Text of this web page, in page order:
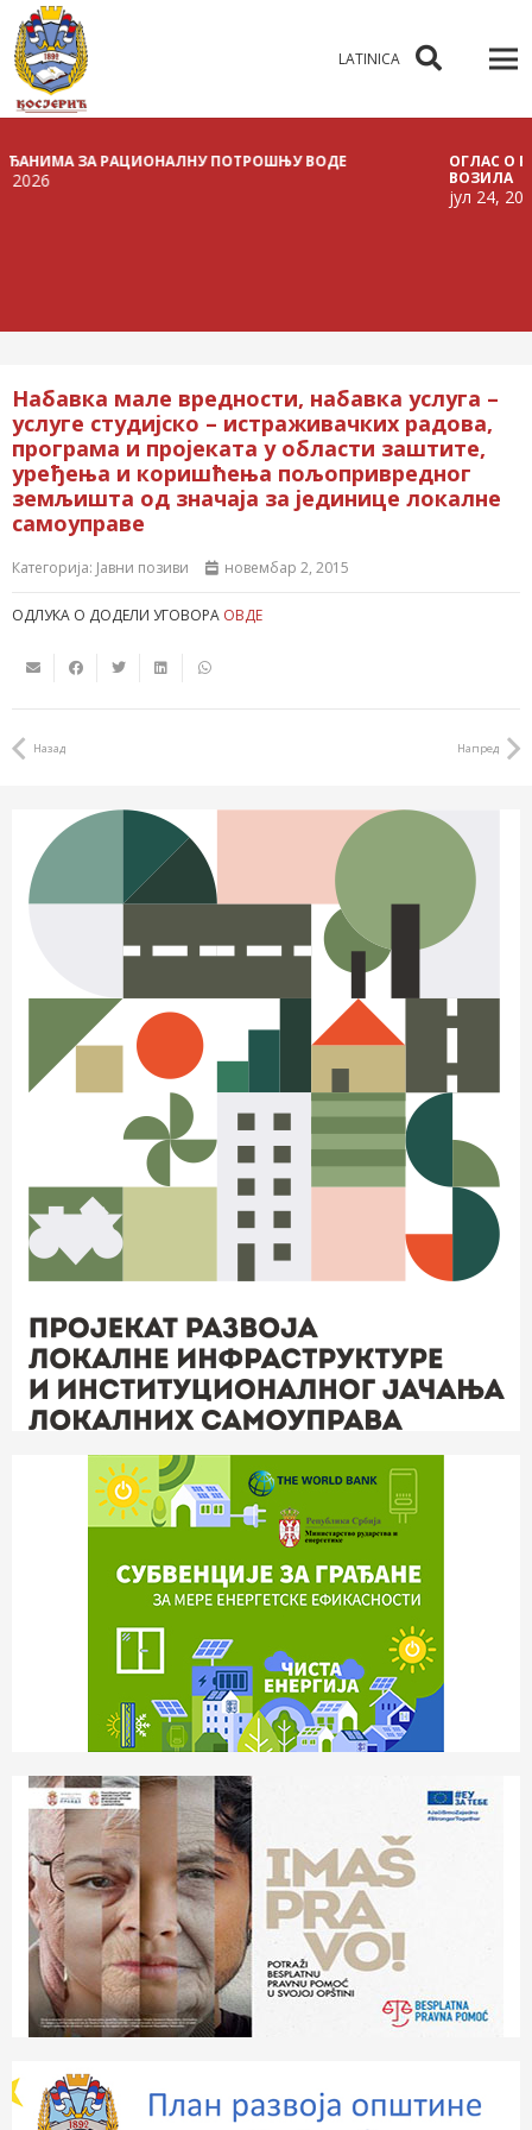
LATINICA
ЗА РАЦИОНАЛНУ ПОТРОШЊУ ВОДЕ
ОГЛАС О
ВОЗИЛА
јул 24, 2026
Набавкa мале вредности, набавка услуга –
услугe студијско – истраживачких радова,
програма и пројеката у области заштите,
уређења и коришћења пољопривредног
земљишта од значаја за јединице локалне
самоуправе
Категорија: Јавни позиви новембар 2, 2015
ОДЛУКА О ДОДЕЛИ УГОВОРА ОВДЕ
Назад Напред